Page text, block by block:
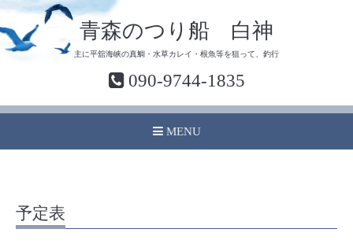
青森のつり船 白神
主に平舘海峡の真鯛・水草カレイ・根魚等を狙って、釣行
090-9744-1835
MENU
予定表